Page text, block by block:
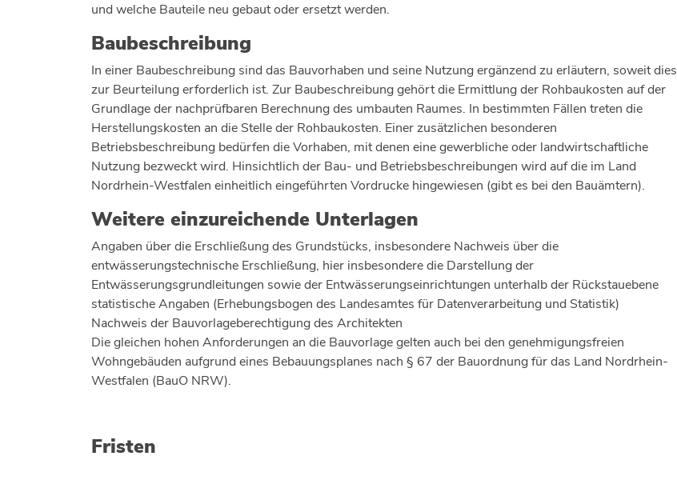
und welche Bauteile neu gebaut oder ersetzt werden.
Baubeschreibung
In einer Baubeschreibung sind das Bauvorhaben und seine Nutzung ergänzend zu erläutern, soweit dies
zur Beurteilung erforderlich ist. Zur Baubeschreibung gehört die Ermittlung der Rohbaukosten auf der
Grundlage der nachprüfbaren Berechnung des umbauten Raumes. In bestimmten Fällen treten die
Herstellungskosten an die Stelle der Rohbaukosten. Einer zusätzlichen besonderen
Betriebsbeschreibung bedürfen die Vorhaben, mit denen eine gewerbliche oder landwirtschaftliche
Nutzung bezweckt wird. Hinsichtlich der Bau- und Betriebsbeschreibungen wird auf die im Land
Nordrhein-Westfalen einheitlich eingeführten Vordrucke hingewiesen (gibt es bei den Bauämtern).
Weitere einzureichende Unterlagen
Angaben über die Erschließung des Grundstücks, insbesondere Nachweis über die
entwässerungstechnische Erschließung, hier insbesondere die Darstellung der
Entwässerungsgrundleitungen sowie der Entwässerungseinrichtungen unterhalb der Rückstauebene
statistische Angaben (Erhebungsbogen des Landesamtes für Datenverarbeitung und Statistik)
Nachweis der Bauvorlageberechtigung des Architekten
Die gleichen hohen Anforderungen an die Bauvorlage gelten auch bei den genehmigungsfreien
Wohngebäuden aufgrund eines Bebauungsplanes nach § 67 der Bauordnung für das Land Nordrhein-
Westfalen (BauO NRW).
Fristen